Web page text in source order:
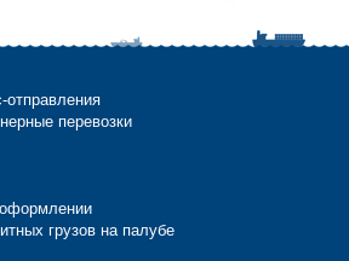
отправления
перевозки
грузов на палубе